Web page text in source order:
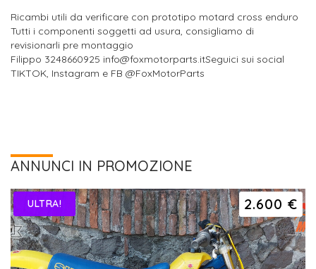
Ricambi utili da verificare con prototipo motard cross enduro
Tutti i componenti soggetti ad usura, consigliamo di
revisionarli pre montaggio
Filippo 3248660925 info@foxmotorparts.itSeguici sui social
TIKTOK, Instagram e FB @FoxMotorParts
ANNUNCI IN PROMOZIONE
2.600 €
ULTRA!